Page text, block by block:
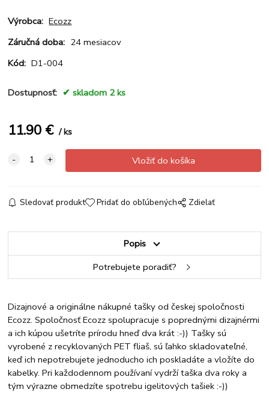
Výrobca: Ecozz
Záručná doba: 24 mesiacov
Kód: D1-004
Dostupnosť: skladom 2 ks
11.90 € ks
Sledovať produkt Pridať do obľúbených Zdielať
Popis
Potrebujete poradiť?
Dizajnové a originálne nákupné tašky od českej spoločnosti
Ecozz. Spoločnosť Ecozz spolupracuje s poprednými dizajnérmi
a ich kúpou ušetríte prírodu hneď dva krát :-)) Tašky sú
vyrobené z recyklovaných PET fliaš, sú ľahko skladovateľné,
keď ich nepotrebujete jednoducho ich poskladáte a vložíte do
kabelky. Pri každodennom používaní vydrží taška dva roky a
tým výrazne obmedzíte spotrebu igelitových tašiek :-))